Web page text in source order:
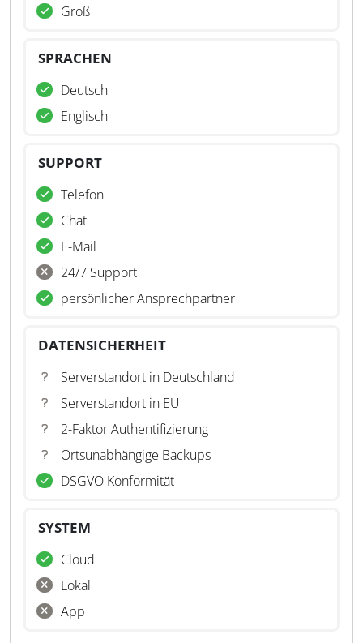
Groß
SPRACHEN
Deutsch
Englisch
SUPPORT
Telefon
Chat
E-Mail
24/7 Support
persönlicher Ansprechpartner
DATENSICHERHEIT
Serverstandort in Deutschland
Serverstandort in EU
2-Faktor Authentifizierung
Ortsunabhängige Backups
DSGVO Konformität
SYSTEM
Cloud
Lokal
App